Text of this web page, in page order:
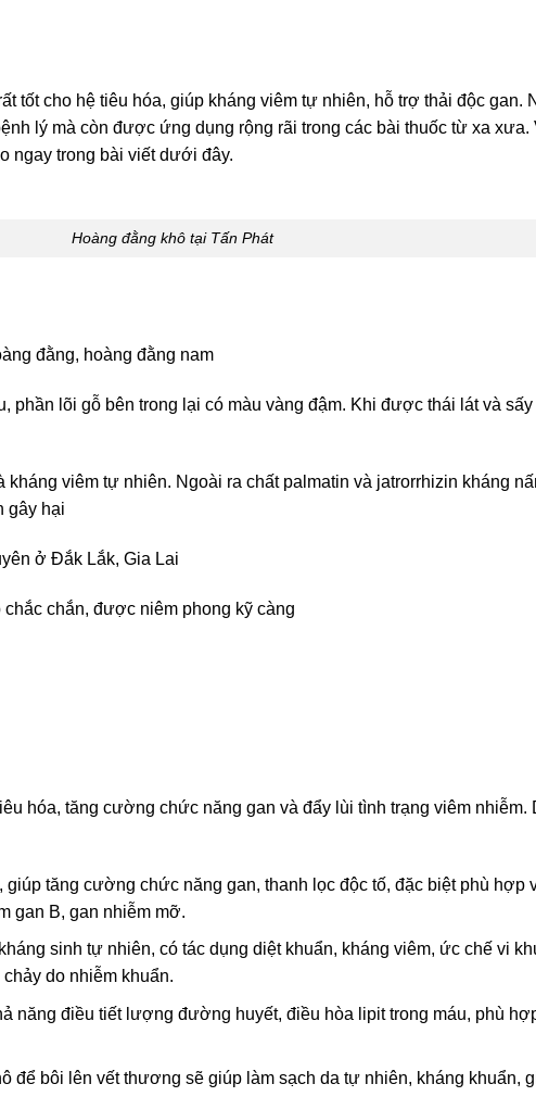
tốt cho hệ tiêu hóa, giúp kháng viêm tự nhiên, hỗ trợ thải độc gan.
lý mà còn được ứng dụng rộng rãi trong các bài thuốc từ xa
ngay trong bài viết dưới đây.
Hoàng đằng khô tại Tấn Phát
đằng, hoàng đằng nam
phần lõi gỗ bên trong lại có màu vàng đậm. Khi được thái lát và
kháng viêm tự nhiên. Ngoài ra chất palmatin và jatrorrhizin kháng
gây hại
ở Đắk Lắk, Gia Lai
chắn, được niêm phong kỹ càng
hóa, tăng cường chức năng gan và đẩy lùi tình trạng viêm
giúp tăng cường chức năng gan, thanh lọc độc tố, đặc biệt phù
gan B, gan nhiễm mỡ.
sinh tự nhiên, có tác dụng diệt khuẩn, kháng viêm, ức chế vi
do nhiễm khuẩn.
năng điều tiết lượng đường huyết, điều hòa lipit trong máu, phù
để bôi lên vết thương sẽ giúp làm sạch da tự nhiên, kháng khuẩn,